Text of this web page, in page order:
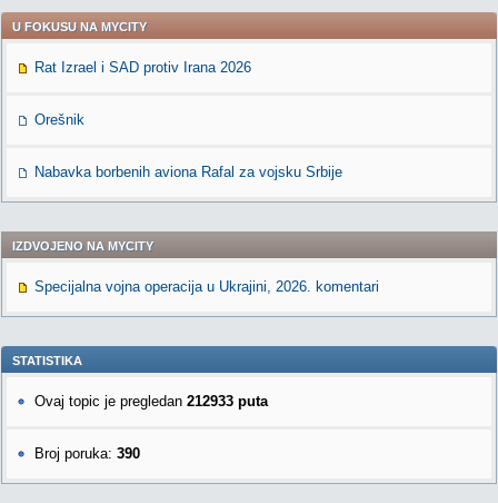
U FOKUSU NA MYCITY
Rat Izrael i SAD protiv Irana 2026
Orešnik
Nabavka borbenih aviona Rafal za vojsku Srbije
IZDVOJENO NA MYCITY
Specijalna vojna operacija u Ukrajini, 2026. komentari
STATISTIKA
Ovaj topic je pregledan 212933 puta
Broj poruka: 390